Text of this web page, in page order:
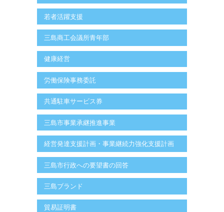
若者活躍支援
三島商工会議所青年部
健康経営
労働保険事務委託
共通駐車サービス券
三島市事業承継推進事業
経営発達支援計画・事業継続力強化支援計画
三島市行政への要望書の回答
三島ブランド
貿易証明書